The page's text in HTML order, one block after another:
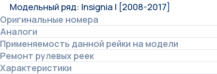
Модельный ряд: Insignia I [2008-2017]
Оригинальные номера
Аналоги
Применяемость данной рейки на модели
Ремонт рулевых реек
Характеристики